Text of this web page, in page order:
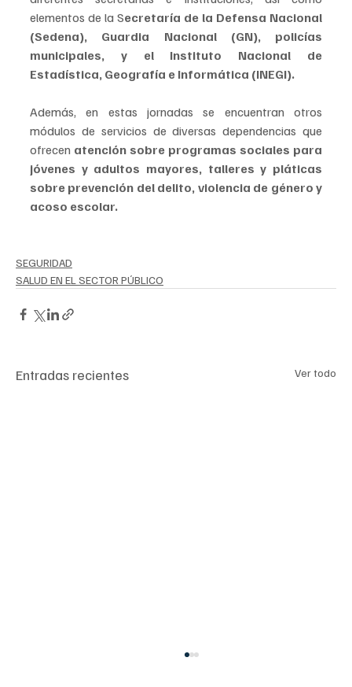
elementos de la Secretaría de la Defensa Nacional
(Sedena), Guardia Nacional (GN), policías
municipales, y el Instituto Nacional de
Estadística, Geografía e Informática (INEGI).
Además, en estas jornadas se encuentran otros
módulos de servicios de diversas dependencias que
ofrecen atención sobre programas sociales para
jóvenes y adultos mayores, talleres y pláticas
sobre prevención del delito, violencia de género y
acoso escolar.
SEGURIDAD
SALUD EN EL SECTOR PÚBLICO
Entradas recientes Ver todo